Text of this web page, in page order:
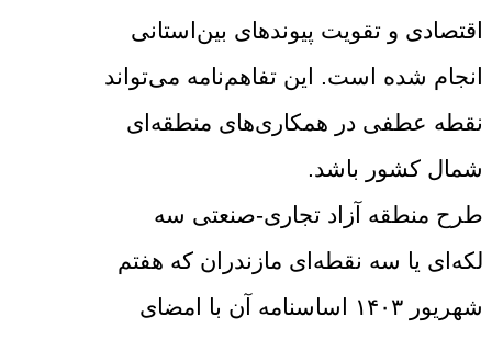
اقتصادی و تقویت پیوندهای بین‌استانی
انجام شده است. این تفاهم‌نامه می‌تواند
نقطه عطفی در همکاری‌های منطقه‌ای
شمال کشور باشد.
طرح منطقه آزاد تجاری-صنعتی سه
لکه‌ای یا سه نقطه‌ای مازندران که هفتم
شهریور ۱۴۰۳ اساسنامه آن با امضای